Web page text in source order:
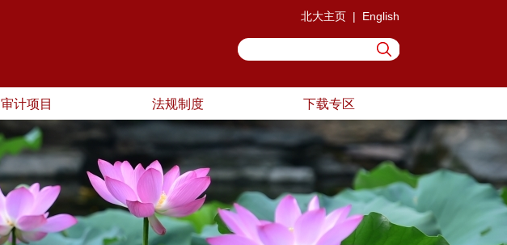
北大主页 | English
审计项目 法规制度 下载专区